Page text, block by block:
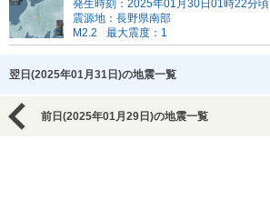
発生時刻：2025年01月30日01時22分頃
震源地：長野県南部
M2.2
最大震度：1
翌日(2025年01月31日)の地震一覧
前日(2025年01月29日)の地震一覧